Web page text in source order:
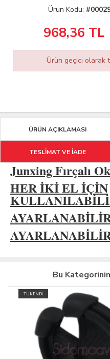
Ürün Kodu:
968,36 TL
Ürün geçici olarak
ÜRÜN AÇIKLAMASI
TESLİMAT VE İADE
Junxing Fırçalı
HER İKİ EL İÇİN
Bu
TÜKENDİ